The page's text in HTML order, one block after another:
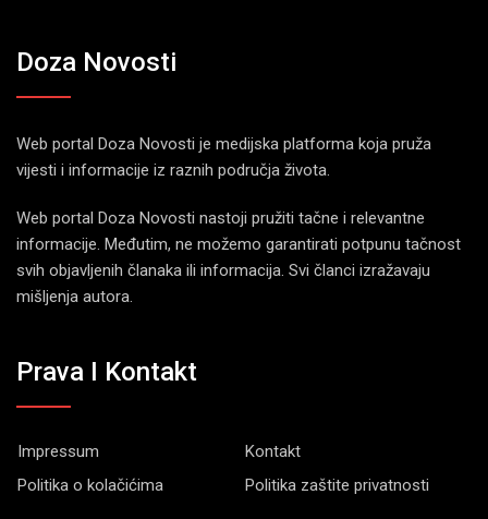
Doza Novosti
Web portal Doza Novosti je medijska platforma koja pruža
vijesti i informacije iz raznih područja života.
Web portal Doza Novosti nastoji pružiti tačne i relevantne
informacije. Međutim, ne možemo garantirati potpunu tačnost
svih objavljenih članaka ili informacija. Svi članci izražavaju
mišljenja autora.
Prava I Kontakt
Impressum
Kontakt
Politika o kolačićima
Politika zaštite privatnosti